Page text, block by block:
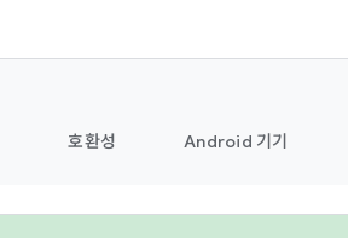
호환성 Android 기기